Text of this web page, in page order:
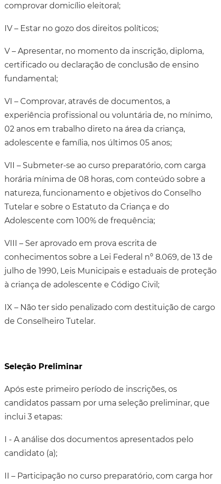
comprovar domicílio eleitoral;
IV – Estar no gozo dos direitos políticos;
V – Apresentar, no momento da inscrição, diploma,
certificado ou declaração de conclusão de ensino
fundamental;
VI – Comprovar, através de documentos, a
experiência profissional ou voluntária de, no mínimo,
02 anos em trabalho direto na área da criança,
adolescente e família, nos últimos 05 anos;
VII – Submeter-se ao curso preparatório, com carga
horária mínima de 08 horas, com conteúdo sobre a
natureza, funcionamento e objetivos do Conselho
Tutelar e sobre o Estatuto da Criança e do
Adolescente com 100% de frequência;
VIII – Ser aprovado em prova escrita de
conhecimentos sobre a Lei Federal nº 8.069, de 13 de
julho de 1990, Leis Municipais e estaduais de proteção
à criança de adolescente e Código Civil;
IX – Não ter sido penalizado com destituição de cargo
de Conselheiro Tutelar.
Seleção Preliminar
Após este primeiro período de inscrições, os
candidatos passam por uma seleção preliminar, que
inclui 3 etapas:
I - A análise dos documentos apresentados pelo
candidato (a);
II – Participação no curso preparatório, com carga hor